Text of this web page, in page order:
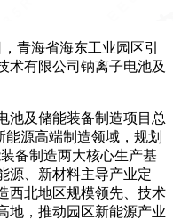
青海省海东工业园区引
有限公司钠离子电池及
池及储能装备制造项目总
能源高端制造领域，规划
备制造两大核心生产基
源、新材料主导产业定
西北地区规模领先、技术
地，推动园区新能源产业